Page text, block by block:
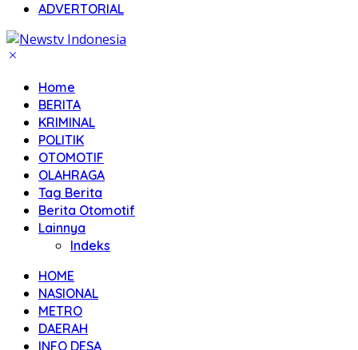
ADVERTORIAL
Home
BERITA
KRIMINAL
POLITIK
OTOMOTIF
OLAHRAGA
Tag Berita
Berita Otomotif
Lainnya
Indeks
HOME
NASIONAL
METRO
DAERAH
INFO DESA